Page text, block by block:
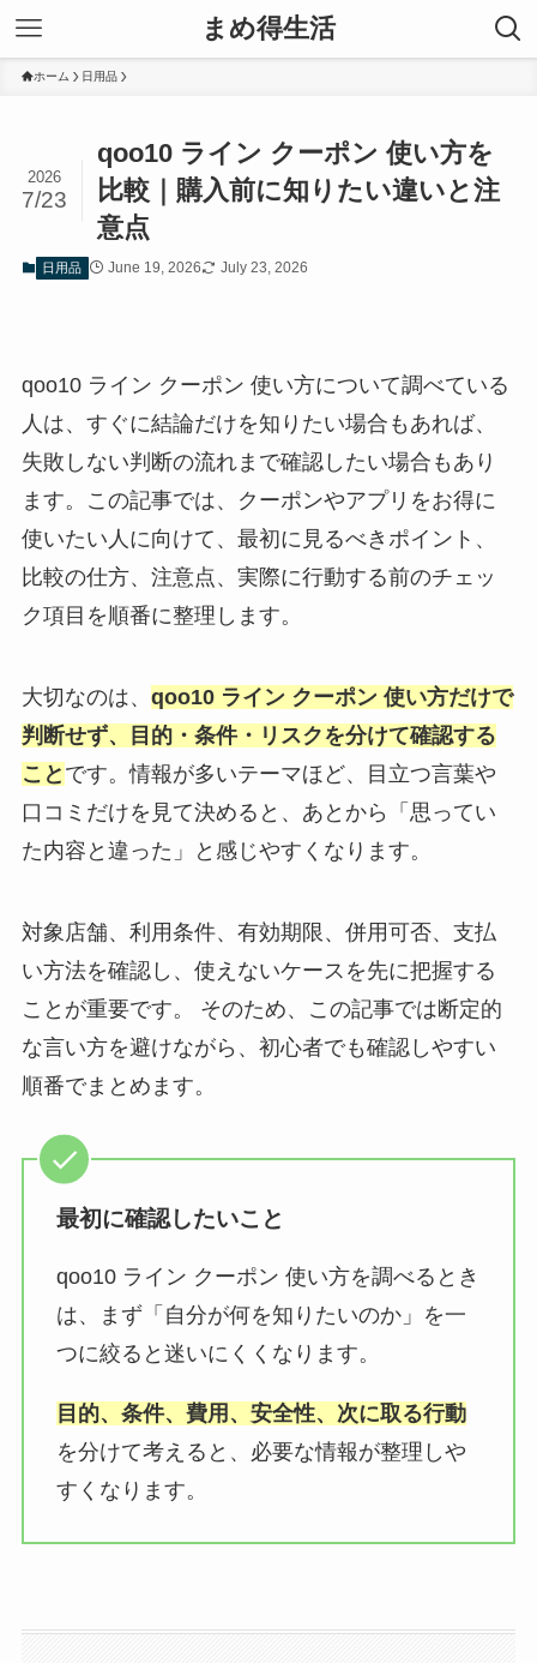
まめ得生活
ホーム 日用品
qoo10 ライン クーポン 使い方を
比較｜購入前に知りたい違いと注
意点
2026
7/23
日用品 June 19, 2026 July 23, 2026
qoo10 ライン クーポン 使い方について調べている
人は、すぐに結論だけを知りたい場合もあれば、
失敗しない判断の流れまで確認したい場合もあり
ます。この記事では、クーポンやアプリをお得に
使いたい人に向けて、最初に見るべきポイント、
比較の仕方、注意点、実際に行動する前のチェッ
ク項目を順番に整理します。
大切なのは、 qoo10 ライン クーポン 使い方だけで
判断せず、目的・条件・リスクを分けて確認する
こと です。情報が多いテーマほど、目立つ言葉や
口コミだけを見て決めると、あとから「思ってい
た内容と違った」と感じやすくなります。
対象店舗、利用条件、有効期限、併用可否、支払
い方法を確認し、使えないケースを先に把握する
ことが重要です。 そのため、この記事では断定的
な言い方を避けながら、初心者でも確認しやすい
順番でまとめます。
最初に確認したいこと
qoo10 ライン クーポン 使い方を調べるとき
は、まず「自分が何を知りたいのか」を一
つに絞ると迷いにくくなります。
目的、条件、費用、安全性、次に取る行動
を分けて考えると、必要な情報が整理しや
すくなります。